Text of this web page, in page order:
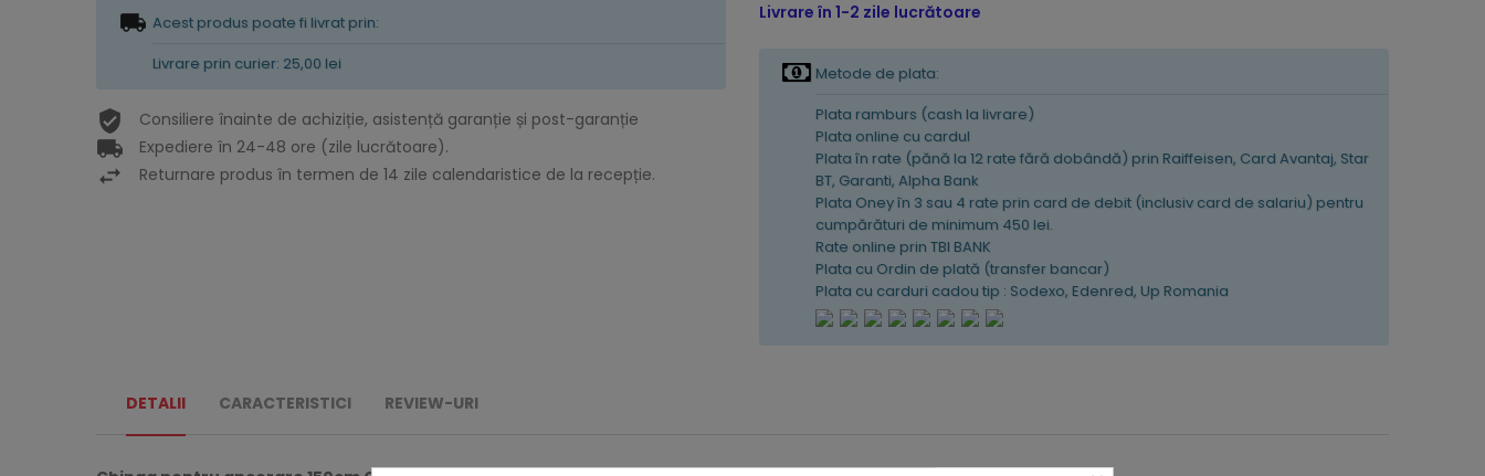
Acest produs poate fi livrat prin:
Livrare prin curier: 25,00 lei
Consiliere înainte de achiziție, asistență garanție și post-garanție
Expediere în 24-48 ore (zile lucrătoare).
Returnare produs în termen de 14 zile calendaristice de la recepție.
Livrare în 1-2 zile lucrătoare
Metode de plata:
Plata ramburs (cash la livrare)
Plata online cu cardul
Plata în rate (pănă la 12 rate fără dobândă) prin Raiffeisen, Card Avantaj, Star
BT, Garanti, Alpha Bank
Plata Oney în 3 sau 4 rate prin card de debit (inclusiv card de salariu) pentru
cumpărături de minimum 450 lei.
Rate online prin TBI BANK
Plata cu Ordin de plată (transfer bancar)
Plata cu carduri cadou tip : Sodexo, Edenred, Up Romania
DETALII CARACTERISTICI REVIEW-URI